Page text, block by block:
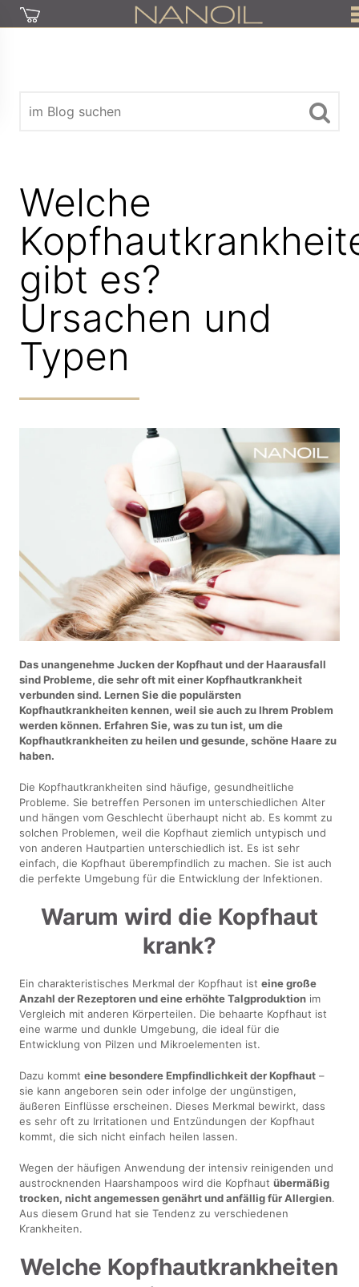
Welche
gibt es?
Ursachen und
Typen
Das unangenehme Jucken der Kopfhaut und der Haarausfall
sind Probleme, die sehr oft mit einer Kopfhautkrankheit
verbunden sind. Lernen Sie die populärsten
Kopfhautkrankheiten kennen, weil sie auch zu Ihrem Problem
werden können. Erfahren Sie, was zu tun ist, um die
Kopfhautkrankheiten zu heilen und gesunde, schöne Haare zu
haben.
Die Kopfhautkrankheiten sind häufige, gesundheitliche
Probleme. Sie betreffen Personen im unterschiedlichen Alter
und hängen vom Geschlecht überhaupt nicht ab. Es kommt zu
solchen Problemen, weil die Kopfhaut ziemlich untypisch und
von anderen Hautpartien unterschiedlich ist. Es ist sehr
einfach, die Kopfhaut überempfindlich zu machen. Sie ist auch
die perfekte Umgebung für die Entwicklung der Infektionen.
Warum wird die Kopfhaut
krank?
Ein charakteristisches Merkmal der Kopfhaut isteine große
Anzahl der Rezeptoren und eine erhöhte Talgproduktion im
Vergleich mit anderen Körperteilen. Die behaarte Kopfhaut ist
eine warme und dunkle Umgebung, die ideal für die
Entwicklung von Pilzen und Mikroelementen ist.
Dazu kommteine besondere Empfindlichkeit der Kopfhaut –
sie kann angeboren sein oder infolge der ungünstigen,
äußeren Einflüsse erscheinen. Dieses Merkmal bewirkt, dass
es sehr oft zu Irritationen und Entzündungen der Kopfhaut
kommt, die sich nicht einfach heilen lassen.
Wegen der häufigen Anwendung der intensiv reinigenden und
austrocknenden Haarshampoos wird die Kopfhautübermäßig
trocken, nicht angemessen genährt und anfällig für Allergien.
Aus diesem Grund hat sie Tendenz zu verschiedenen
Krankheiten.
Welche Kopfhautkrankheiten